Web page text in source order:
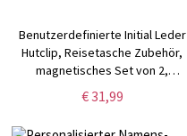
Benutzerdefinierte Initial Leder
Hutclip, Reisetasche Zubehör,
magnetisches Set von 2,
Huthalter für Strandhut,
Geschenk für
€ 31,99